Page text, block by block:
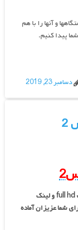
و آنها را با هم
دسامبر 23, 2019
2
با کیفیت full hd و لینک
شما عزیزان آماده